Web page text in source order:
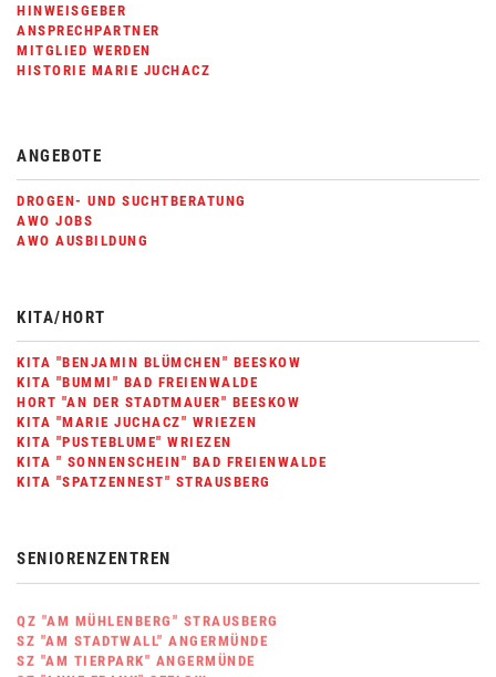
HINWEISGEBER
ANSPRECHPARTNER
MITGLIED WERDEN
HISTORIE MARIE JUCHACZ
ANGEBOTE
DROGEN- UND SUCHTBERATUNG
AWO JOBS
AWO AUSBILDUNG
KITA/HORT
KITA "BENJAMIN BLÜMCHEN" BEESKOW
KITA "BUMMI" BAD FREIENWALDE
HORT "AN DER STADTMAUER" BEESKOW
KITA "MARIE JUCHACZ" WRIEZEN
KITA "PUSTEBLUME" WRIEZEN
KITA " SONNENSCHEIN" BAD FREIENWALDE
KITA "SPATZENNEST" STRAUSBERG
SENIORENZENTREN
SZ "AM STADTWALL" ANGERMÜNDE
SZ "AM TIERPARK" ANGERMÜNDE
SZ "ANNE FRANK" SEELOW